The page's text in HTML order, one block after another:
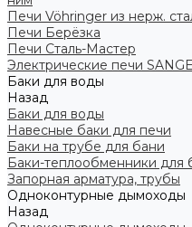
Печи Vöhringer из нерж.
Печи Берёзка
Печи Сталь-Мастер
Электрические печи
Баки для воды
Назад
Баки для воды
Навесные баки для печи
Баки на трубе для бани
Баки-теплообменники для
Запорная арматура, трубы
Одноконтурные дымоходы
Назад